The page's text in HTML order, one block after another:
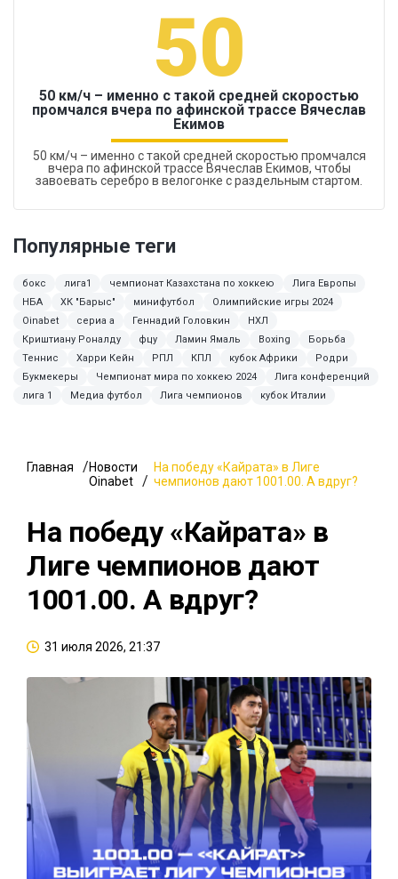
50
50 км/ч – именно с такой средней скоростью
промчался вчера по афинской трассе Вячеслав
Екимов
50 км/ч – именно с такой средней скоростью промчался
вчера по афинской трассе Вячеслав Екимов, чтобы
завоевать серебро в велогонке с раздельным стартом.
Популярные теги
бокс лига1 чемпионат Казахстана по хоккею
Лига Европы
НБА
ХК "Барыс" минифутбол
Олимпийские игры 2024
Oinabet
сериа а Геннадий Головкин
НХЛ
Криштиану Роналду
фцу Ламин Ямаль Boxing
Борьба
Теннис
Харри Кейн РПЛ КПЛ кубок Африки
Родри
Букмекеры
Чемпионат мира по хоккею 2024
Лига конференций
лига 1
Медиа футбол Лига чемпионов кубок Италии
Главная
Новости
Oinabet
На победу «Кайрата» в Лиге
чемпионов дают 1001.00. А вдруг?
На победу «Кайрата» в
Лиге чемпионов дают
1001.00. А вдруг?
31 июля 2026, 21:37